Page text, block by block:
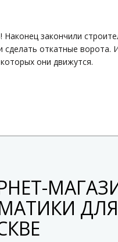
закончили
откатные ворота.
они движутся.